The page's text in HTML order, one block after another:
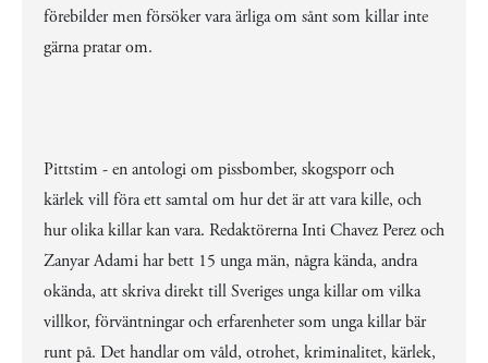
förebilder men försöker vara ärliga om sånt som killar inte
gärna pratar om.
Pittstim - en antologi om pissbomber, skogsporr och
kärlek vill föra ett samtal om hur det är att vara kille, och
hur olika killar kan vara. Redaktörerna Inti Chavez Perez och
Zanyar Adami har bett 15 unga män, några kända, andra
okända, att skriva direkt till Sveriges unga killar om vilka
villkor, förväntningar och erfarenheter som unga killar bär
runt på. Det handlar om våld, otrohet, kriminalitet, kärlek,